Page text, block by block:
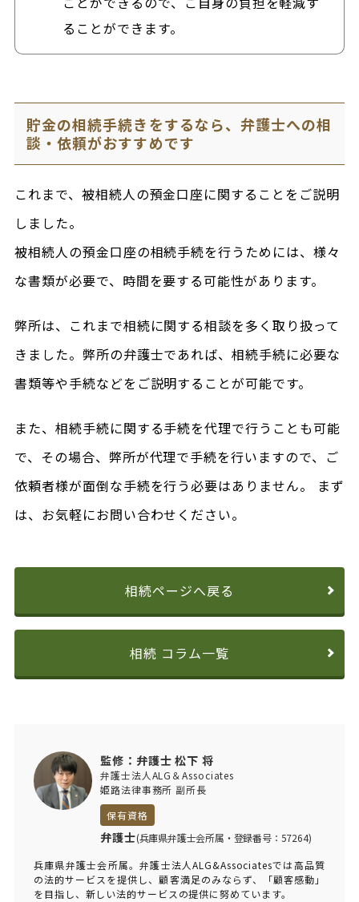
ることができます。
貯金の相続手続きをするなら、弁護士への相
談・依頼がおすすめです
これまで、被相続人の預金口座に関することをご説明
しました。
被相続人の預金口座の相続手続を行うためには、様々
な書類が必要で、時間を要する可能性があります。
弊所は、これまで相続に関する相談を多く取り扱って
きました。弊所の弁護士であれば、相続手続に必要な
書類等や手続などをご説明することが可能です。
また、相続手続に関する手続を代理で行うことも可能
で、その場合、弊所が代理で手続を行いますので、ご
依頼者様が面倒な手続を行う必要はありません。 まず
は、お気軽にお問い合わせください。
相続ページへ戻る
相続 コラム一覧
監修：弁護士 松下 将
弁護士法人ALG＆Associates
姫路法律事務所 副所長
保有資格
弁護士(兵庫県弁護士会所属・登録番号：57264)
兵庫県弁護士会所属。弁護士法人ALG&Associatesでは高品質
の法的サービスを提供し、顧客満足のみならず、「顧客感動」
を目指し、新しい法的サービスの提供に努めています。